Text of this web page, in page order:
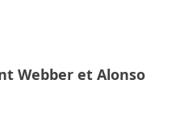
Webber et Alonso